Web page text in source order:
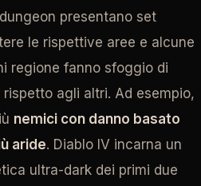
presentano set
le rispettive aree e alcune
regione fanno sfoggio di
agli altri. Ad esempio,
nemici con danno basato
aride. Diablo IV incarna un
ultra-dark dei primi due